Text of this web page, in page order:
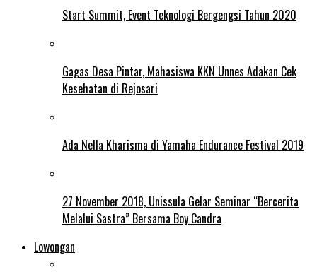
Start Summit, Event Teknologi Bergengsi Tahun 2020
Gagas Desa Pintar, Mahasiswa KKN Unnes Adakan Cek
Kesehatan di Rejosari
Ada Nella Kharisma di Yamaha Endurance Festival 2019
27 November 2018, Unissula Gelar Seminar “Bercerita
Melalui Sastra” Bersama Boy Candra
Lowongan